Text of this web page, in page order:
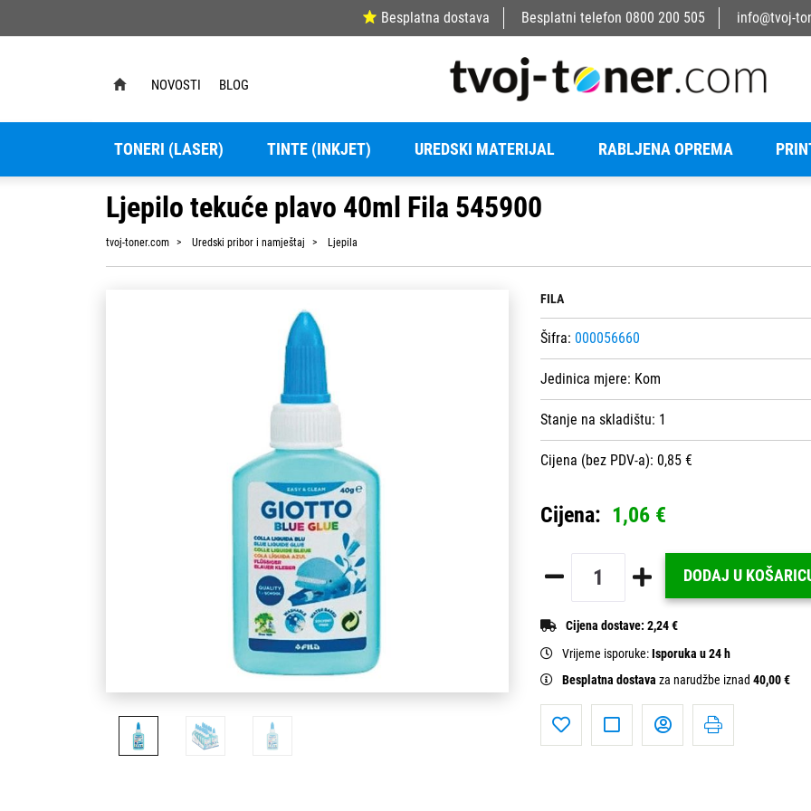
Besplatna dostava Besplatni telefon 0800 200 505 info@tvoj-
NOVOSTI BLOG
TONERI (LASER) TINTE (INKJET) UREDSKI MATERIJAL RABLJENA OPREMA
Ljepilo tekuće plavo 40ml Fila 545900
tvoj-toner.com Uredski pribor i namještaj Ljepila
FILA
Šifra: 000056660
Jedinica mjere: Kom
Stanje na skladištu: 1
Cijena (bez PDV-a): 0,85 €
Cijena: 1,06 €
DODAJ U
Cijena dostave: 2,24 €
Vrijeme isporuke:Isporuka u 24 h
Besplatna dostava za narudžbe iznad 40,00 €